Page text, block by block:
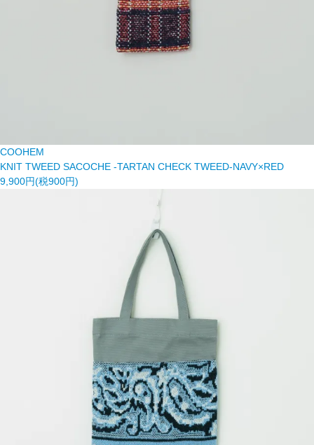
COOHEM
KNIT TWEED SACOCHE -TARTAN CHECK TWEED-NAVY×RED
9,900円(税900円)